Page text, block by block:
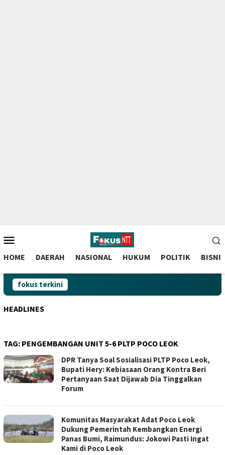
to
contentMobile
HOME DAERAH NASIONAL HUKUM POLITIK BISNIS
fokus terkini
HEADLINES
TAG: PENGEMBANGAN UNIT 5-6 PLTP POCO LEOK
DPR Tanya Soal Sosialisasi PLTP Poco Leok,
Bupati Hery: Kebiasaan Orang Kontra Beri
Pertanyaan Saat Dijawab Dia Tinggalkan
Forum
Komunitas Masyarakat Adat Poco Leok
Dukung Pemerintah Kembangkan Energi
Panas Bumi, Raimundus: Jokowi Pasti Ingat
Kami di Poco Leok